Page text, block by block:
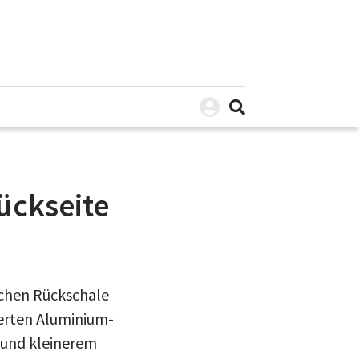
Rückschale
Aluminium-
kleinerem